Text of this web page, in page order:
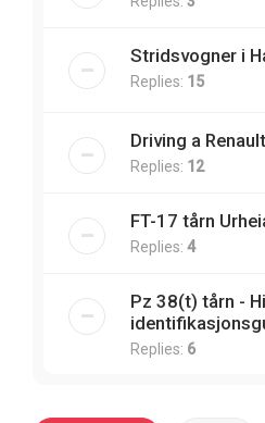
Stridsvogner i
Replies: 15
Driving a
Replies: 12
FT-17 tårn
Replies: 4
Pz 38(t) tårn -
Replies: 6